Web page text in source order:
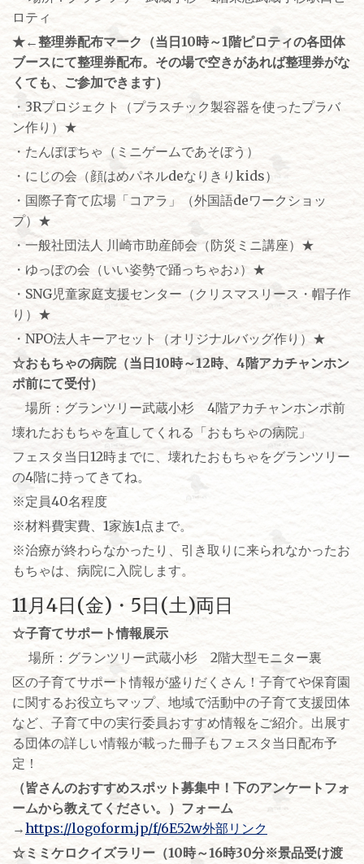
ロティ
★←整理券配布マーク（当日10時～1階ピロティの各団体
ブースにて整理券配布。その場で空きがあれば整理券がな
くても、ご参加できます）
・3Rプロジェクト（プラスチック製容器を使ったプラバ
ン作り）★
・たんぽぽちゃ（ミニゲームであそぼう）
・にじの会（顔はめパネルdeなりきりkids）
・国際子育て広場「コアラ」（外国語deワークショッ
プ）★
・一般社団法人 川崎市助産師会（防災ミニ講座）★
・ゆっぽの会（いい姿勢で踊っちゃお♪）★
・SNG児童家庭支援センター（クリスマスリース・帽子作
り）★
・NPO法人キーアセット（オリジナルバッグ作り）★
☆おもちゃの病院（当日10時～12時、4階アカチャンホン
ポ前にて受付）
場所：グランツリー武蔵小杉 4階アカチャンホンポ前
壊れたおもちゃを直してくれる「おもちゃの病院」
フェスタ当日12時までに、壊れたおもちゃをグランツリー
の4階に持ってきてね。
※定員40名程度
※材料費実費、1家族1点まで。
※治療が終わらなかったり、引き取りに来られなかったお
もちゃは、病院に入院します。
11月4日(金)・5日(土)両日
☆子育てサポート情報展示
場所：グランツリー武蔵小杉 2階大型モニター裏
区の子育てサポート情報が盛りだくさん！子育てや保育園
に関するお役立ちマップ、地域で活動中の子育て支援団体
など、子育て中の実行委員おすすめ情報をご紹介。出展す
る団体の詳しい情報が載った冊子もフェスタ当日配布予
定！
（皆さんのおすすめスポット募集中！下のアンケートフォ
ームから教えてください。）フォーム
→https://logoform.jp/f/6E52w外部リンク
☆ミミケロクイズラリー（10時～16時30分※景品受け渡